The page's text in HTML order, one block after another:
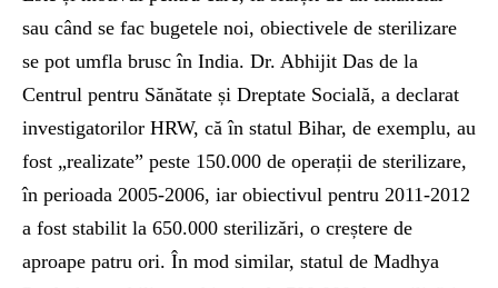
sau când se fac bugetele noi, obiectivele de sterilizare
se pot umfla brusc în India. Dr. Abhijit Das de la
Centrul pentru Sănătate și Dreptate Socială, a declarat
investigatorilor HRW, că în statul Bihar, de exemplu, au
fost „realizate” peste 150.000 de operații de sterilizare,
în perioada 2005-2006, iar obiectivul pentru 2011-2012
a fost stabilit la 650.000 sterilizări, o creștere de
aproape patru ori. În mod similar, statul de Madhya